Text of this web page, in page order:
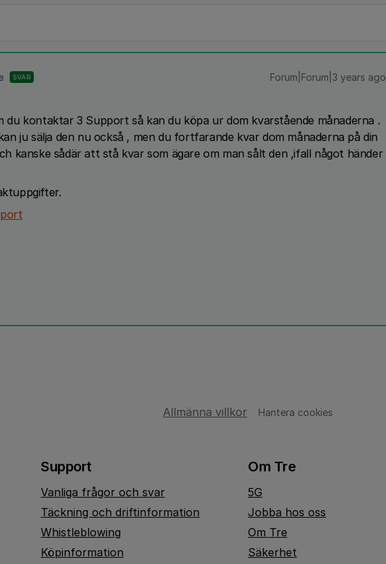
SVAR Forum|Forum|3 years ago
du kontaktar 3 Support så kan du köpa ur dom kvarstående månaderna .
ju sälja den nu också , men du fortfarande kvar dom månaderna på din
kanske sådär att stå kvar som ägare om man sålt den ,ifall något händer
Allmänna villkor Hantera cookies
Support
Vanliga frågor och svar
Täckning och driftinformation
Whistleblowing
Köpinformation
Om Tre
5G
Jobba hos oss
Om Tre
Säkerhet